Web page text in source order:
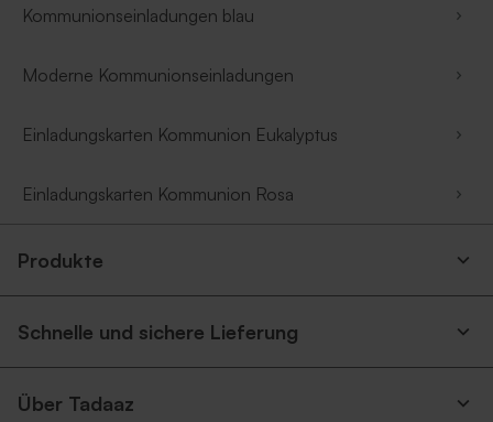
Kommunionseinladungen blau
Moderne Kommunionseinladungen
Einladungskarten Kommunion Eukalyptus
Einladungskarten Kommunion Rosa
Produkte
Schnelle und sichere Lieferung
Über Tadaaz